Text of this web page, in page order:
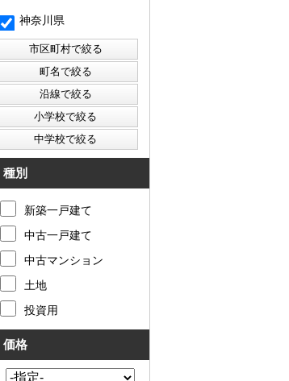
神奈川県
種別
新築一戸建て
中古一戸建て
中古マンション
土地
投資用
価格